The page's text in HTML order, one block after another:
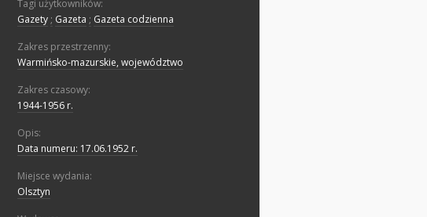
Tagi użytkowników:
Gazety ; Gazeta ; Gazeta codzienna
Zakres przestrzenny:
Warmińsko-mazurskie, województwo
Zakres czasowy:
1944-1956 r.
Opis:
Data numeru: 17.06.1952 r.
Miejsce wydania:
Olsztyn